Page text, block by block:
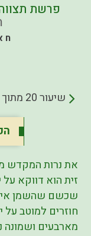
פרשת
ח
שיעור 20 מתוך 49 בסדרת
את נרות המקדש
זית הוא דווקא
שכשם שהשמן
חוזרים למוטב על
מארבעים ושמונה